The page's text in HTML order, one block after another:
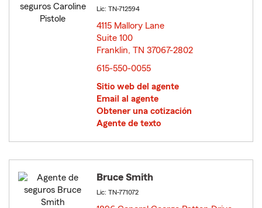
Lic: TN-712594
4115 Mallory Lane
Suite 100
Franklin, TN 37067-2802
615-550-0055
Sitio web del agente
Email al agente
Obtener una cotización
Agente de texto
Bruce Smith
Lic: TN-771072